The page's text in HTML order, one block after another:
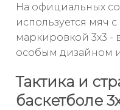
На официальных
используется мяч
маркировкой 3х3 -
особым дизайном и
Тактика и
баскетболе